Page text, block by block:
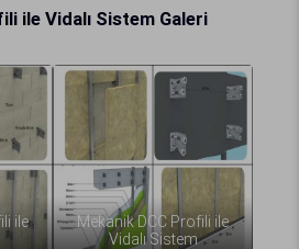
ile Vidalı Sistem Galeri
ile
Mekanik DCC Profili ile
Vidalı Sistem